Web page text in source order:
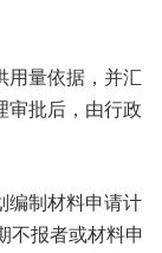
用量依据，并汇
审批后，由行政
编制材料申请计
不报者或材料申